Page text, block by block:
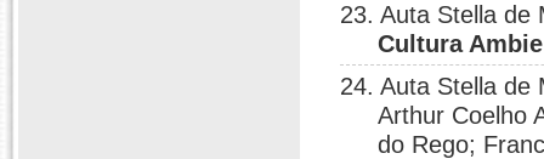
23. Auta Stella
Cultura
24. Auta Stella de
Arthur Coelho
do Rego;